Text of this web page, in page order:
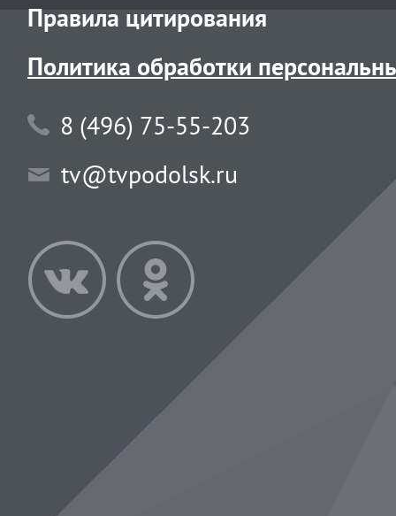
Правила цитирования
Политика обработки
8 (496) 75-55-203
tv@tvpodolsk.ru